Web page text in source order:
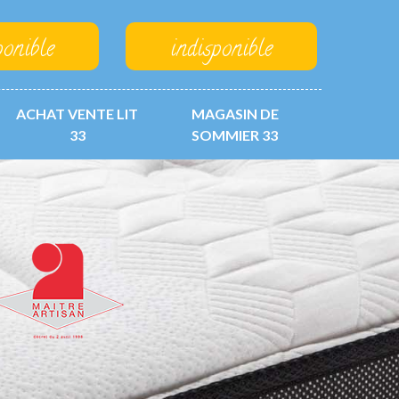
indisponible
ACHAT VENTE LIT
33
MAGASIN DE
SOMMIER 33